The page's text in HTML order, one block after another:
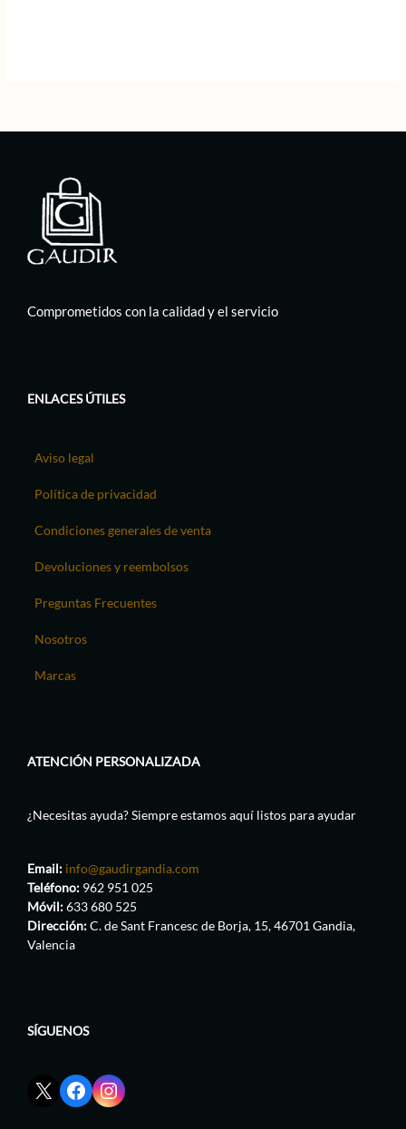
Comprometidos con la calidad y el servicio
ENLACES ÚTILES
Aviso legal
Política de privacidad
Condiciones generales de venta
Devoluciones y reembolsos
Preguntas Frecuentes
Nosotros
Marcas
ATENCIÓN PERSONALIZADA
¿Necesitas ayuda? Siempre estamos aquí listos para ayudar
Email: info@gaudirgandia.com
Teléfono: 962 951 025
Móvil:633 680 525
Dirección:C. de Sant Francesc de Borja, 15, 46701 Gandia,
Valencia
SÍGUENOS
Enlace
red
Enlace
de
Enlace